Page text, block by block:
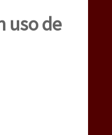
e a natureza sob cerco)
uso de